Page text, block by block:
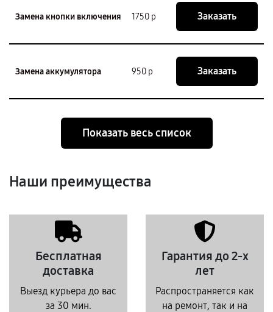
Замена кнопки включения 1750 р Заказать
Замена аккумулятора 950 р Заказать
Показать весь список
Наши преимущества
Бесплатная
доставка
Выезд курьера до вас
за 30 мин.
Гарантия до 2-х
лет
Распространяется как
на ремонт, так и на